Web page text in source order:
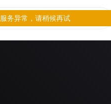
服务异常，请稍候再试